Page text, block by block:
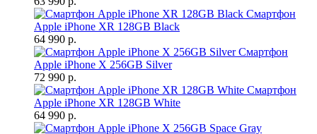
Смартфон
Apple iPhone XR 128GB Black
64 990 р.
Смартфон
Apple iPhone X 256GB Silver
72 990 р.
Смартфон
Apple iPhone XR 128GB White
64 990 р.